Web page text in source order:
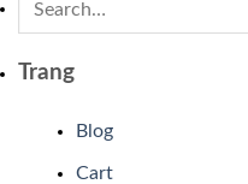
Trang
Blog
Cart